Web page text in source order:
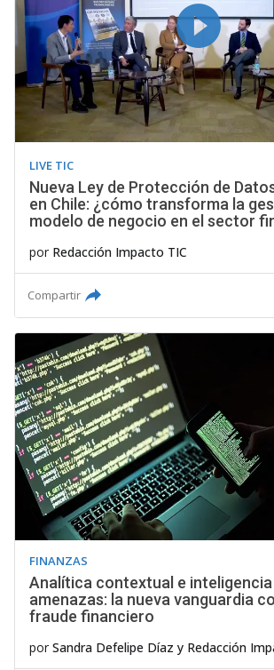
LIVE TIC
Nueva Ley de Protección de
en Chile: ¿cómo transforma la
modelo de negocio en el sector
por Redacción Impacto TIC
Compartir
FINANZAS
Analítica contextual e inteligencia
amenazas: la nueva vanguardia
fraude financiero
por Sandra Defelipe Díaz y Redacción